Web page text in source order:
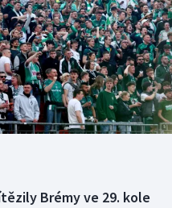
Brémy ve 29. kole